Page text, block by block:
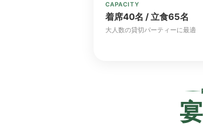
CAPACITY
着席40名 / 立食65名
大人数の貸切パーティーに最適